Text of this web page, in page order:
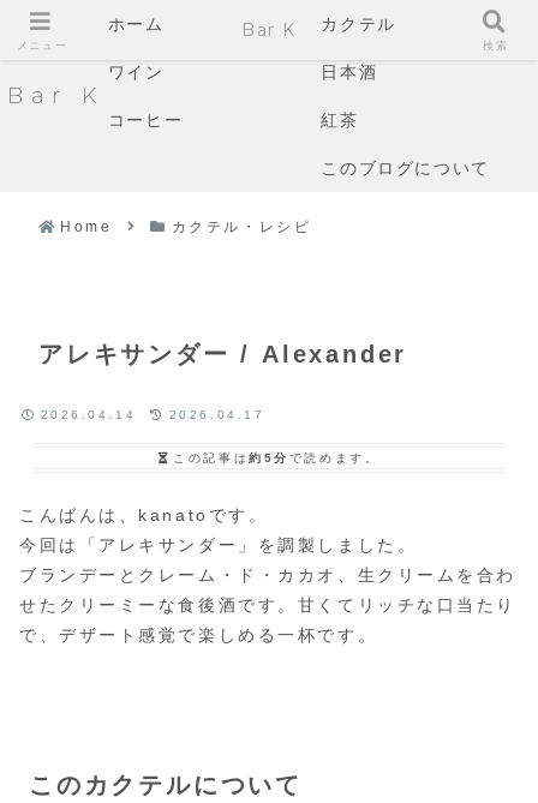
Bar K
ホーム カクテル
ワイン 日本酒
コーヒー 紅茶
このブログについて
Home カクテル・レシピ
アレキサンダー / Alexander
2026.04.14 2026.04.17
この記事は約5分 で読めます。
こんばんは、kanatoです。
今回は「アレキサンダー」を調製しました。
ブランデーとクレーム・ド・カカオ、生クリームを合わ
せたクリーミーな食後酒です。甘くてリッチな口当たり
で、デザート感覚で楽しめる一杯です。
このカクテルについて
メニュー
Bar K
検索